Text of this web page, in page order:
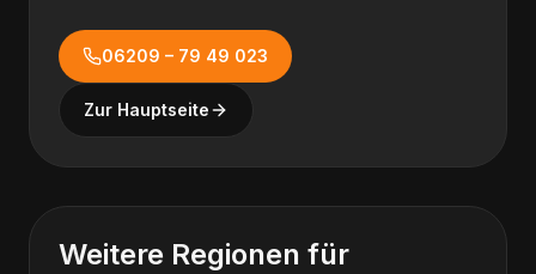
06209 – 79 49 023
Zur Hauptseite
Weitere Regionen für